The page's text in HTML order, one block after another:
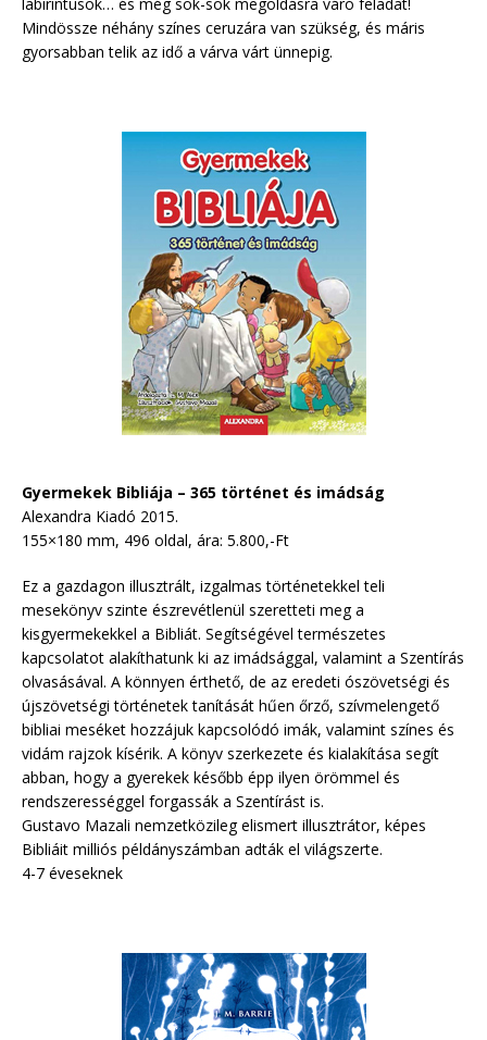
Mindössze néhány színes ceruzára van szükség, és máris
gyorsabban telik az idő a várva várt ünnepig.
Gyermekek Bibliája – 365 történet és imádság
Alexandra Kiadó 2015.
155×180 mm, 496 oldal, ára: 5.800,-Ft
Ez a gazdagon illusztrált, izgalmas történetekkel teli
mesekönyv szinte észrevétlenül szeretteti meg a
kisgyermekekkel a Bibliát. Segítségével természetes
kapcsolatot alakíthatunk ki az imádsággal, valamint a Szentírás
olvasásával. A könnyen érthető, de az eredeti ószövetségi és
újszövetségi történetek tanítását hűen őrző, szívmelengető
bibliai meséket hozzájuk kapcsolódó imák, valamint színes és
vidám rajzok kísérik. A könyv szerkezete és kialakítása segít
abban, hogy a gyerekek később épp ilyen örömmel és
rendszerességgel forgassák a Szentírást is.
Gustavo Mazali nemzetközileg elismert illusztrátor, képes
Bibliáit milliós példányszámban adták el világszerte.
4-7 éveseknek